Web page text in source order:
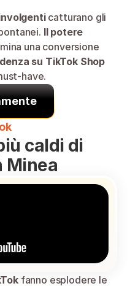
catturano gli
Il potere
una conversione
su TikTok Shop
have.
caldi di
Minea
fanno esplodere le